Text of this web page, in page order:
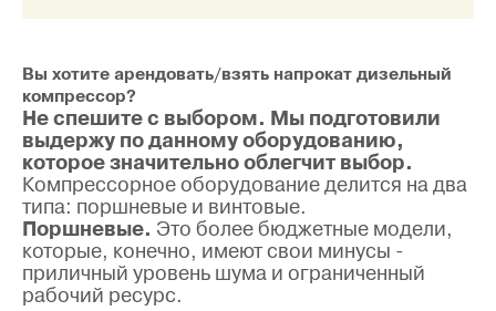
Вы хотите арендовать/взять напрокат дизельный
компрессор?
Не спешите с выбором. Мы подготовили
выдержу по данному оборудованию,
которое значительно облегчит выбор.
Компрессорное оборудование делится на два
типа: поршневые и винтовые.
Поршневые. Это более бюджетные модели,
которые, конечно, имеют свои минусы -
приличный уровень шума и ограниченный
рабочий ресурс.